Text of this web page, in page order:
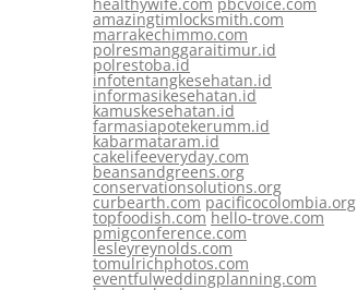
amazingtimlocksmith.com
marrakechimmo.com
polresmanggaraitimur.id
polrestoba.id
infotentangkesehatan.id
informasikesehatan.id
kamuskesehatan.id
farmasiapotekerumm.id
kabarmataram.id
cakelifeeveryday.com
beansandgreens.org
conservationsolutions.org
curbearth.com pacificocolombia.org
topfoodish.com hello-trove.com
pmigconference.com
lesleyreynolds.com
tomulrichphotos.com
eventfulweddingplanning.com